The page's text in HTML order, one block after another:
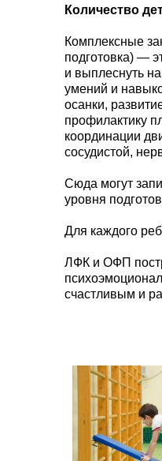
Количество
Комплексные
подготовка) —
и выплеснуть
умений и
осанки,
профилактику
координации
сосудистой,
Сюда могут
уровня
Для каждого
ЛФК и ОФП
счастливым и